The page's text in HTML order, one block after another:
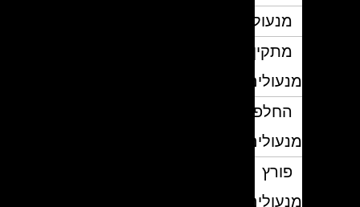
מנעולנים
מתקין
מנעולים
החלפת
מנעולים
פורץ
מנעולים